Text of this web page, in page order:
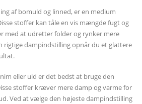
af bomuld og linned, er en medium
stoffer kan tåle en vis mængde fugt og
med at udretter folder og rynker mere
rigtige dampindstilling opnår du et glattere
eller uld er det bedst at bruge den
stoffer kræver mere damp og varme for
Ved at vælge den højeste dampindstilling